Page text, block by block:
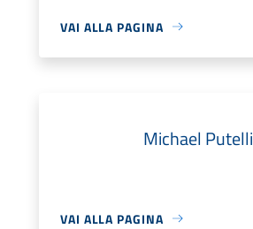
VAI ALLA PAGINA
Michael Putelli
VAI ALLA PAGINA